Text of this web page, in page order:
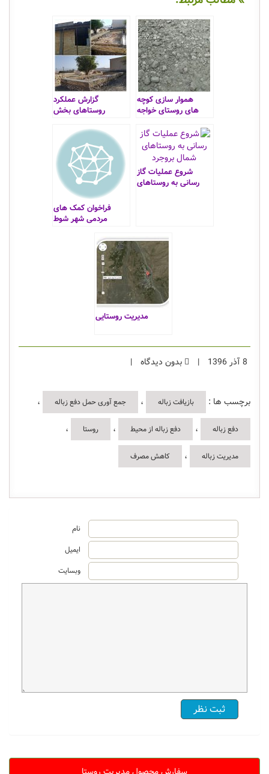
هموار سازی کوچه
های روستای خواجه
گزارش عملکرد
روستاهای بخش
شروع عملیات گاز
رسانی به روستاهای
فراخوان کمک های
مردمی شهر شوط
مدیریت روستایی
8 آذر 1396 | بدون دیدگاه |
برچسب ها : بازیافت زباله ، جمع آوری حمل دفع زباله ،
دفع زباله ، دفع زباله از محیط ، روستا ،
مدیریت زباله ، کاهش مصرف
نام
ایمیل
وبسایت